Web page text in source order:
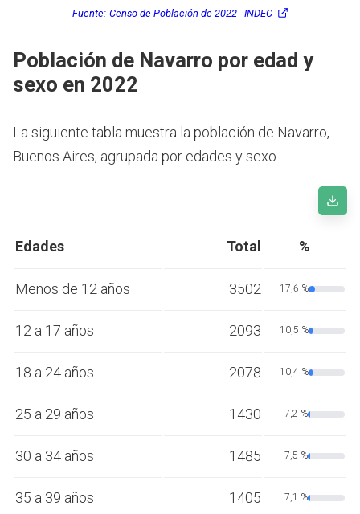
Fuente: Censo de Población de 2022 - INDEC
Población de Navarro por edad y
sexo en 2022
La siguiente tabla muestra la población de Navarro,
Buenos Aires, agrupada por edades y sexo.
Edades Total %
Menos de 12 años 3502 17,6 %
12 a 17 años 2093 10,5 %
18 a 24 años 2078 10,4 %
25 a 29 años 1430 7,2 %
30 a 34 años 1485 7,5 %
35 a 39 años 1405 7,1 %